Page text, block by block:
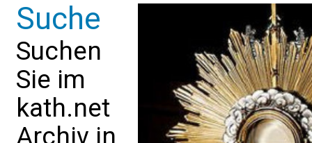
Suche
Suchen
Sie im
kath.net
Archiv in